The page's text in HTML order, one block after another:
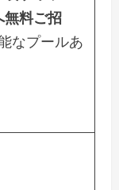
無料ご招
なプールあ